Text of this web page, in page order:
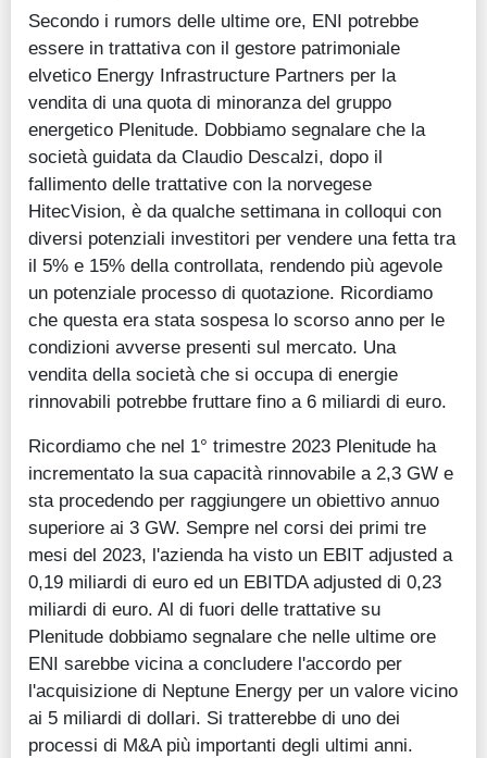
Secondo i rumors delle ultime ore, ENI potrebbe
essere in trattativa con il gestore patrimoniale
elvetico Energy Infrastructure Partners per la
vendita di una quota di minoranza del gruppo
energetico Plenitude. Dobbiamo segnalare che la
società guidata da Claudio Descalzi, dopo il
fallimento delle trattative con la norvegese
HitecVision, è da qualche settimana in colloqui con
diversi potenziali investitori per vendere una fetta tra
il 5% e 15% della controllata, rendendo più agevole
un potenziale processo di quotazione. Ricordiamo
che questa era stata sospesa lo scorso anno per le
condizioni avverse presenti sul mercato. Una
vendita della società che si occupa di energie
rinnovabili potrebbe fruttare fino a 6 miliardi di euro.
Ricordiamo che nel 1° trimestre 2023 Plenitude ha
incrementato la sua capacità rinnovabile a 2,3 GW e
sta procedendo per raggiungere un obiettivo annuo
superiore ai 3 GW. Sempre nel corsi dei primi tre
mesi del 2023, l'azienda ha visto un EBIT adjusted a
0,19 miliardi di euro ed un EBITDA adjusted di 0,23
miliardi di euro. Al di fuori delle trattative su
Plenitude dobbiamo segnalare che nelle ultime ore
ENI sarebbe vicina a concludere l'accordo per
l'acquisizione di Neptune Energy per un valore vicino
ai 5 miliardi di dollari. Si tratterebbe di uno dei
processi di M&A più importanti degli ultimi anni.